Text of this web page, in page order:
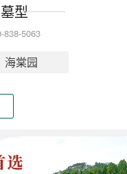
型
838-5063
海棠园